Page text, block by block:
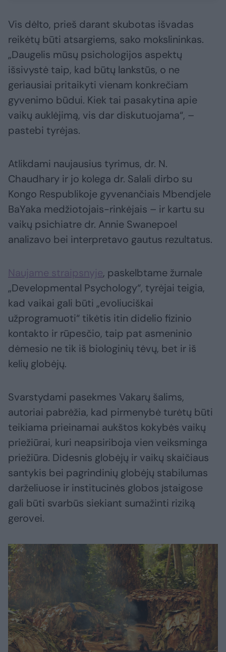
Vis dėlto, prieš darant skubotas išvadas
reikėtų būti atsargiems, sako mokslininkas.
„Daugelis mūsų psichologijos aspektų
išsivystė taip, kad būtų lankstūs, o ne
geriausiai pritaikyti vienam konkrečiam
gyvenimo būdui. Kiek tai pasakytina apie
vaikų auklėjimą, vis dar diskutuojama“, –
pastebi tyrėjas.
Atlikdami naujausius tyrimus, dr. N.
Chaudhary ir jo kolega dr. Salali dirbo su
Kongo Respublikoje gyvenančiais Mbendjele
BaYaka medžiotojais-rinkėjais – ir kartu su
vaikų psichiatre dr. Annie Swanepoel
analizavo bei interpretavo gautus rezultatus.
Naujame straipsnyje, paskelbtame žurnale
„Developmental Psychology“, tyrėjai teigia,
kad vaikai gali būti „evoliuciškai
užprogramuoti“ tikėtis itin didelio fizinio
kontakto ir rūpesčio, taip pat asmeninio
dėmesio ne tik iš biologinių tėvų, bet ir iš
kelių globėjų.
Svarstydami pasekmes Vakarų šalims,
autoriai pabrėžia, kad pirmenybė turėtų būti
teikiama prieinamai aukštos kokybės vaikų
priežiūrai, kuri neapsiriboja vien veiksminga
priežiūra. Didesnis globėjų ir vaikų skaičiaus
santykis bei pagrindinių globėjų stabilumas
darželiuose ir institucinės globos įstaigose
gali būti svarbūs siekiant sumažinti riziką
gerovei.